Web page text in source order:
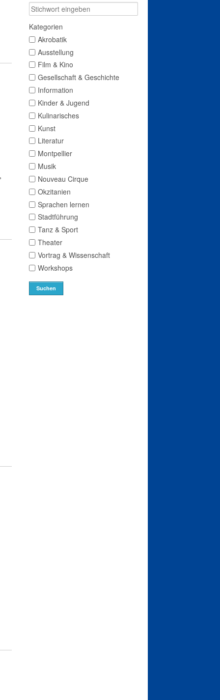
Kategorien
Akrobatik
Ausstellung
Film & Kino
Gesellschaft & Geschichte
Information
Kinder & Jugend
Kulinarisches
Kunst
Literatur
Montpellier
Musik
Nouveau Cirque
Okzitanien
Sprachen lernen
Stadtführung
Tanz & Sport
Theater
Vortrag & Wissenschaft
Workshops
Suchen